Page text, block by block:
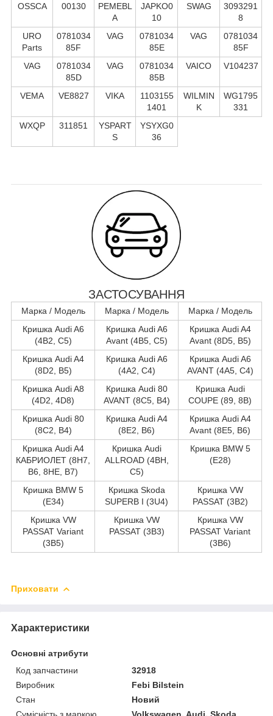
OSSCA 00130
PEMEBL
A
JAPKO0
10
SWAG
3093291
8
URO
Parts
0781034
85F
VAG
0781034
85E
VAG
0781034
85F
VAG
0781034
85D
VAG
0781034
85B
VAICO V104237
VEMA VE8827 VIKA
1103155
1401
WILMIN
K
WG1795
331
WXQP
311851
YSPART
S
YSYXG0
36
ЗАСТОСУВАННЯ
Марка / Модель Марка / Модель
Марка / Модель
Кришка Audi A6
(4B2, C5)
Кришка Audi A6
Avant (4B5, C5)
Кришка Audi A4
Avant (8D5, B5)
Кришка Audi A4
(8D2, B5)
Кришка Audi A6
(4A2, C4)
Кришка Audi A6
AVANT (4A5, C4)
Кришка Audi A8
(4D2, 4D8)
Кришка Audi 80
AVANT (8C5, B4)
Кришка Audi
COUPE (89, 8B)
Кришка Audi 80
(8C2, B4)
Кришка Audi A4
(8E2, B6)
Кришка Audi A4
Avant (8E5, B6)
Кришка Audi A4
КАБРИОЛЕТ (8H7,
B6, 8HE, B7)
Кришка Audi
ALLROAD (4BH,
C5)
Кришка BMW 5
(E28)
Кришка BMW 5
(E34)
Кришка Skoda
SUPERB I (3U4)
Кришка VW
PASSAT (3B2)
Кришка VW
PASSAT Variant
(3B5)
Кришка VW
PASSAT (3B3)
Кришка VW
PASSAT Variant
(3B6)
Приховати
Характеристики
Основні атрибути
Код запчастини
32918
Виробник
Febi Bilstein
Стан
Новий
Сумісність з маркою
Volkswagen, Audi, Skoda